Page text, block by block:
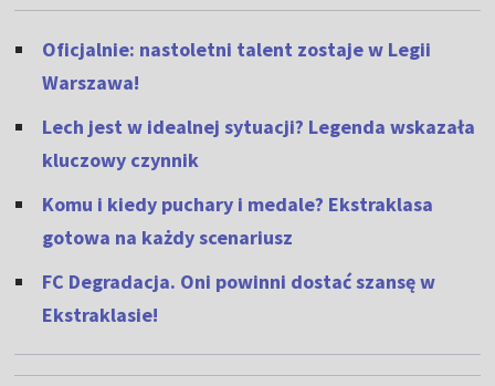
Oficjalnie: nastoletni talent zostaje w Legii
Warszawa!
Lech jest w idealnej sytuacji? Legenda wskazała
kluczowy czynnik
Komu i kiedy puchary i medale? Ekstraklasa
gotowa na każdy scenariusz
FC Degradacja. Oni powinni dostać szansę w
Ekstraklasie!